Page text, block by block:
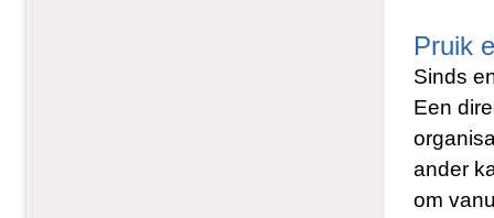
Pruik
Sinds
Een
ander
om